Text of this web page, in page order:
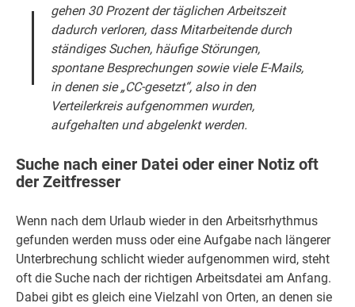
gehen 30 Prozent der täglichen Arbeitszeit
dadurch verloren, dass Mitarbeitende durch
ständiges Suchen, häufige Störungen,
spontane Besprechungen sowie viele E-Mails,
in denen sie „CC-gesetzt“, also in den
Verteilerkreis aufgenommen wurden,
aufgehalten und abgelenkt werden.
Suche nach einer Datei oder einer Notiz oft
der Zeitfresser
Wenn nach dem Urlaub wieder in den Arbeitsrhythmus
gefunden werden muss oder eine Aufgabe nach längerer
Unterbrechung schlicht wieder aufgenommen wird, steht
oft die Suche nach der richtigen Arbeitsdatei am Anfang.
Dabei gibt es gleich eine Vielzahl von Orten, an denen sie